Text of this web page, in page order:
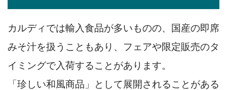
カルディでは輸入食品が多いものの、国産の即席
みそ汁を扱うこともあり、フェアや限定販売のタ
イミングで入荷することがあります。
「珍しい和風商品」として展開されることがある